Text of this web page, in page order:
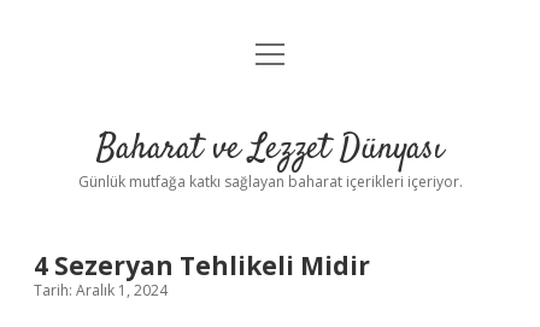
Anasayfa
Yasal Uyarı
menüyü
Baharat ve Lezzet Dünyası
Günlük mutfağa katkı sağlayan baharat içerikleri içeriyor.
4 Sezeryan Tehlikeli Midir
Tarih: Aralık 1, 2024